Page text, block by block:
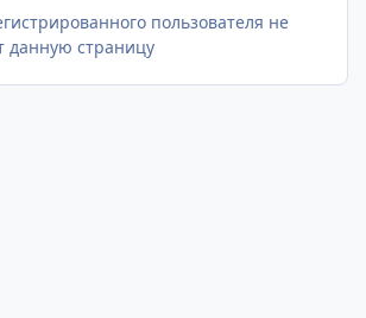
пользователя не
данную страницу